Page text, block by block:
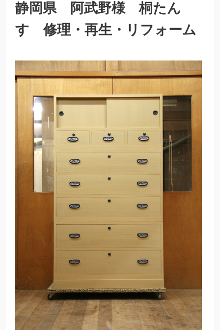
静岡県 阿武野様 桐たん
す 修理・再生・リフォーム